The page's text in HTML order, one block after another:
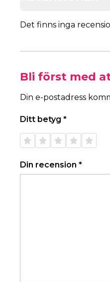
Det finns inga
Bli först med
Din e-postadress
Ditt betyg *
1 av 5
stjärnor
2 av 5
stjärnor
3 av 5
stjärnor
4 av 5
stjärnor
5 av 5
stjärnor
Din recension *